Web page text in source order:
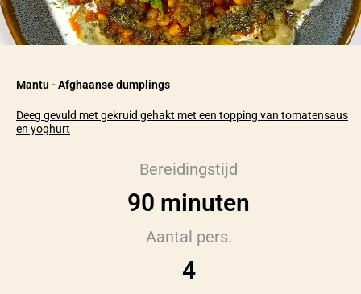
Mantu - Afghaanse dumplings
Deeg gevuld met gekruid gehakt met een topping van tomatensaus
en yoghurt
Bereidingstijd
90 minuten
Aantal pers.
4